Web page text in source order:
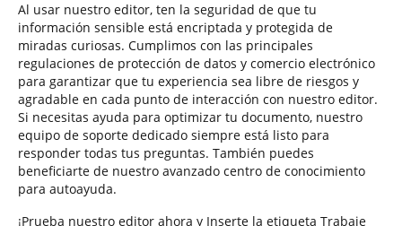
Al usar nuestro editor, ten la seguridad de que tu
información sensible está encriptada y protegida de
miradas curiosas. Cumplimos con las principales
regulaciones de protección de datos y comercio electrónico
para garantizar que tu experiencia sea libre de riesgos y
agradable en cada punto de interacción con nuestro editor.
Si necesitas ayuda para optimizar tu documento, nuestro
equipo de soporte dedicado siempre está listo para
responder todas tus preguntas. También puedes
beneficiarte de nuestro avanzado centro de conocimiento
para autoayuda.
¡Prueba nuestro editor ahora y Inserte la etiqueta Trabaje